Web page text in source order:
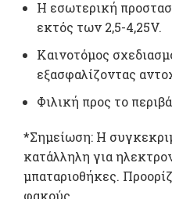
Η εσωτερική
εκτός των 2,5-4,25V.
Καινοτόμος
εξασφαλίζοντας
Φιλική προς το
*Σημείωση: Η
κατάλληλη για
μπαταριοθήκες.
φακούς.